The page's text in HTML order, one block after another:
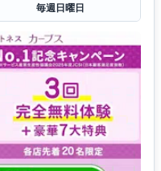
毎週日曜日